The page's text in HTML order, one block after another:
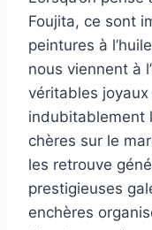
Foujita, ce sont
peintures à
nous viennent à
véritables joyaux
indubitablement
chères sur le
les retrouve
prestigieuses
enchères